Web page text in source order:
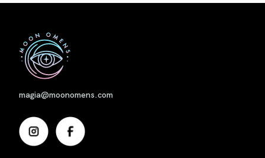
magia@moonomens.com
Nome